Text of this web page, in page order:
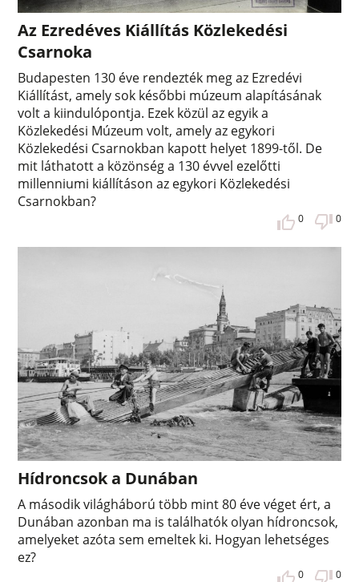
Az Ezredéves Kiállítás Közlekedési
Csarnoka
Budapesten 130 éve rendezték meg az Ezredévi
Kiállítást, amely sok későbbi múzeum alapításának
volt a kiindulópontja. Ezek közül az egyik a
Közlekedési Múzeum volt, amely az egykori
Közlekedési Csarnokban kapott helyet 1899-től. De
mit láthatott a közönség a 130 évvel ezelőtti
millenniumi kiállításon az egykori Közlekedési
Csarnokban?
0 0
Hídroncsok a Dunában
A második világháború több mint 80 éve véget ért, a
Dunában azonban ma is találhatók olyan hídroncsok,
amelyeket azóta sem emeltek ki. Hogyan lehetséges
ez?
0 0